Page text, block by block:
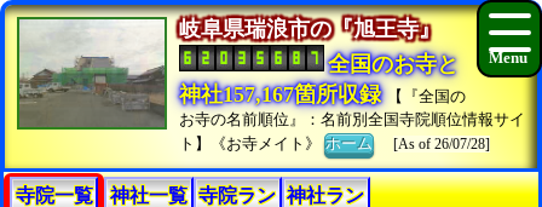
岐阜県瑞浪市の『旭王寺』
全国のお寺と
神社157,167箇所収録
【『全国の
お寺の名前順位』：名前別全国寺院順位情報サイ
ト】《お寺メイト》ホーム [As of 26/07/28]
寺院一覧
神社一覧 寺院ラン 神社ラン